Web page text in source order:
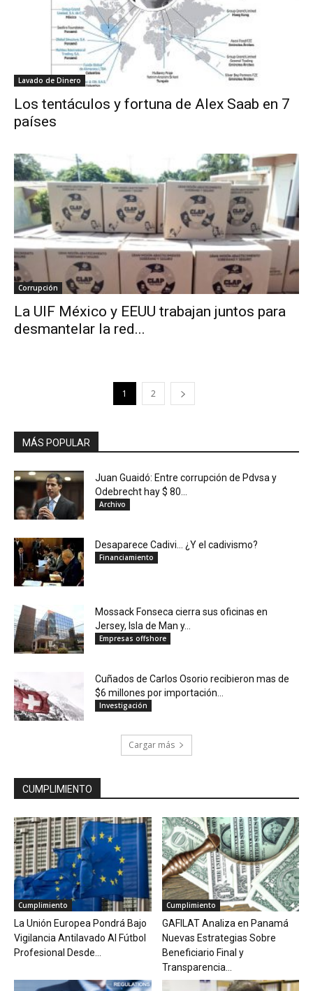
Lavado de Dinero
Los tentáculos y fortuna de Alex Saab en 7
países
Corrupción
La UIF México y EEUU trabajan juntos para
desmantelar la red...
1 2
MÁS POPULAR
Juan Guaidó: Entre corrupción de Pdvsa y
Odebrecht hay $ 80...
Archivo
Desaparece Cadivi… ¿Y el cadivismo?
Financiamiento
Mossack Fonseca cierra sus oficinas en
Jersey, Isla de Man y...
Empresas offshore
Cuñados de Carlos Osorio recibieron mas de
$6 millones por importación...
Investigación
Cargar más
CUMPLIMIENTO
Cumplimiento
La Unión Europea Pondrá Bajo
Vigilancia Antilavado Al Fútbol
Profesional Desde...
Cumplimiento
GAFILAT Analiza en Panamá
Nuevas Estrategias Sobre
Beneficiario Final y
Transparencia...